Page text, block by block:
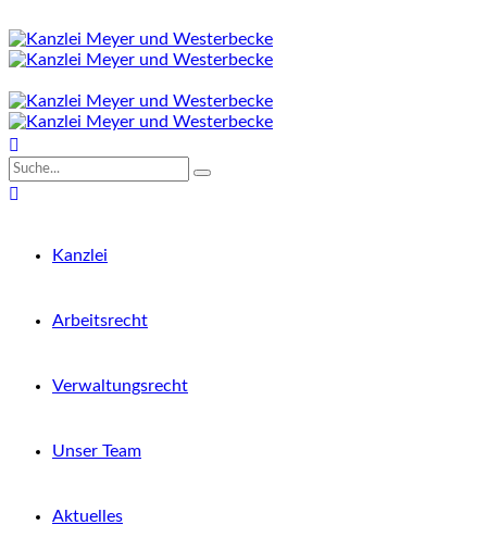
Kanzlei
Arbeitsrecht
Verwaltungsrecht
Unser Team
Aktuelles